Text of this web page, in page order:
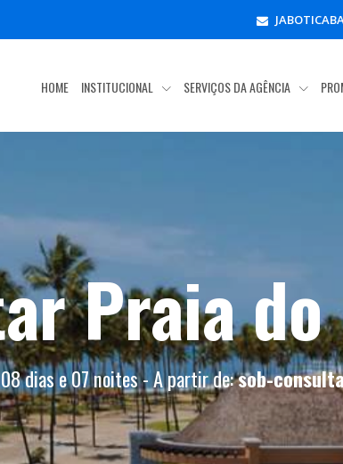
HOME INSTITUCIONAL SERVIÇOS DA AGÊNCIA
Praia do
dias e 07 noites - A partir de:sob-